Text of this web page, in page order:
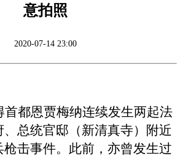
意拍照
2020-07-14 23:00
首都恩贾梅纳连续发生两起法
总统官邸（新清真寺）附近
击事件。此前，亦曾发生过